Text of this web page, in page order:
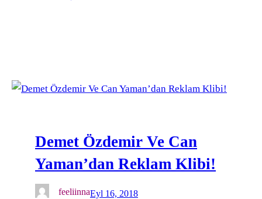
Demet Özdemir Ve Can
Yaman’dan Reklam Klibi!
feeliinnaEyl 16, 2018